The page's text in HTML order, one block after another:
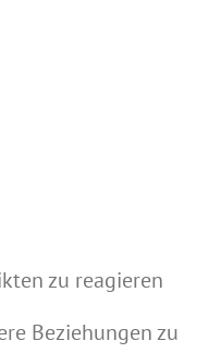
zu reagieren
Beziehungen zu